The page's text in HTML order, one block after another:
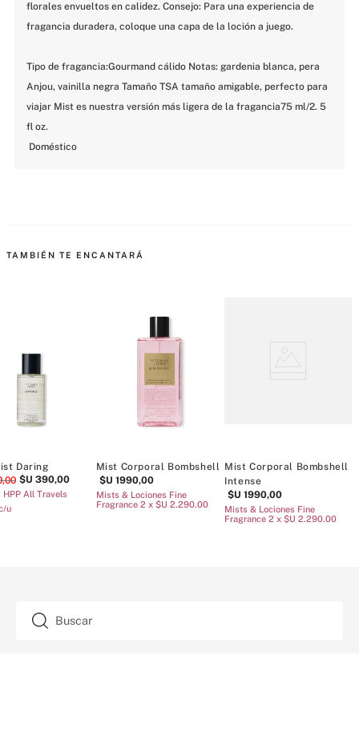
florales envueltos en calidez. Consejo: Para una experiencia de
fragancia duradera, coloque una capa de la loción a juego.
Tipo de fragancia:Gourmand cálido Notas: gardenia blanca, pera
Anjou, vainilla negra Tamaño TSA tamaño amigable, perfecto para
viajar Mist es nuestra versión más ligera de la fragancia75 ml/2. 5
fl oz.
Doméstico
$U 1990
Mists & Lociones Fine Fragrance
2 x $U 2.290.00
Seduction
$U
Mists & Lociones Fine Fragrance
2 x $U 2.290.00
Fleur
2 x $U 2.290.00